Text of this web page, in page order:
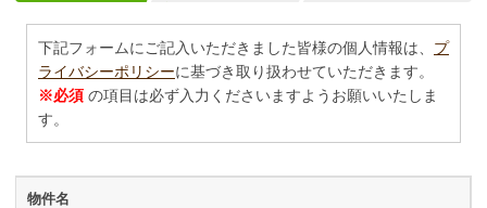
下記フォームにご記入いただきました皆様の個人情報は、 プ
ライバシーポリシーに基づき取り扱わせていただきます。
※必須 の項目は必ず入力くださいますようお願いいたしま
す。
物件名